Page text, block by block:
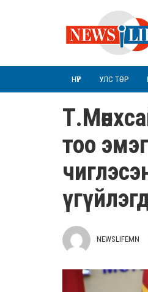
НҮҮР УЛС ТӨР
тоо
NEWSLIFEMN